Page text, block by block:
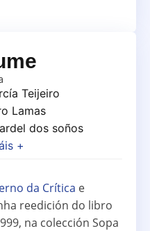
Teijeiro
Lamas
dos soños
+
da Crítica e
reedición do libro
na colección Sopa